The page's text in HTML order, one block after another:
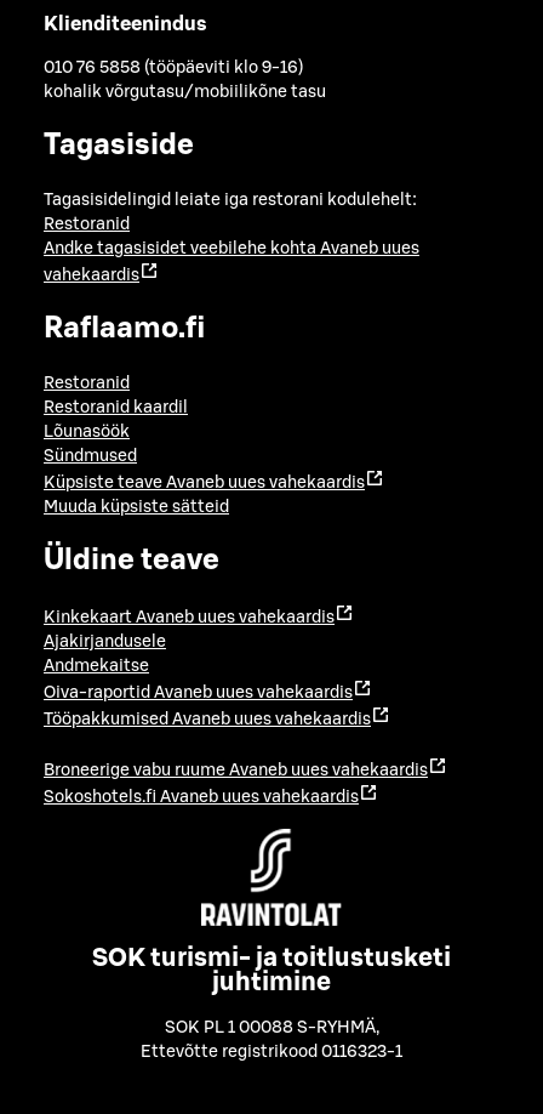
Klienditeenindus
010 76 5858 (tööpäeviti klo 9-16)
kohalik võrgutasu/mobiilikõne tasu
Tagasiside
Tagasisidelingid leiate iga restorani kodulehelt:
Restoranid
Andke tagasisidet veebilehe kohta Avaneb uues
vahekaardis
Raflaamo.fi
Restoranid
Restoranid kaardil
Lõunasöök
Sündmused
Küpsiste teave Avaneb uues vahekaardis
Muuda küpsiste sätteid
Üldine teave
Kinkekaart Avaneb uues vahekaardis
Ajakirjandusele
Andmekaitse
Oiva-raportid Avaneb uues vahekaardis
Tööpakkumised Avaneb uues vahekaardis
Broneerige vabu ruume Avaneb uues vahekaardis
Sokoshotels.fi Avaneb uues vahekaardis
SOK turismi- ja toitlustusketi
juhtimine
SOK PL 1 00088 S-RYHMÄ,
Ettevõtte registrikood 0116323-1